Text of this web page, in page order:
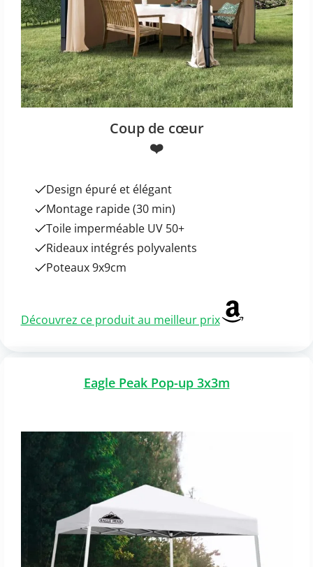
Coup de cœur
❤️
Design épuré et élégant
Montage rapide (30 min)
Toile imperméable UV 50+
Rideaux intégrés polyvalents
Poteaux 9x9cm
Découvrez ce produit au meilleur prix
Eagle Peak Pop-up 3x3m